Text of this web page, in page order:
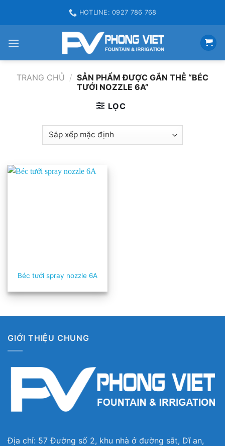
HOTLINE: 0927 786 768
TRANG CHỦ / SẢN PHẨM ĐƯỢC GẮN THẺ “BÉC
TƯỚI NOZZLE 6A”
LỌC
Béc tưới spray nozzle 6A
GIỚI THIỆU CHUNG
Địa chỉ: 57 Đường số 2, khu nhà ở đường sắt, Dĩ an,